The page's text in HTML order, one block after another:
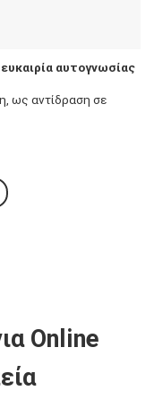
αυτογνωσίας
ως αντίδραση σε
Online